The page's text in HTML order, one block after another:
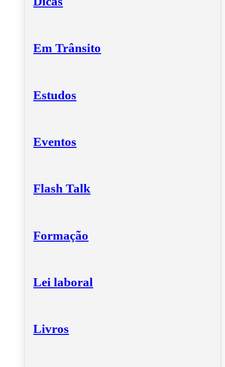
Em Trânsito
Estudos
Eventos
Flash Talk
Formação
Lei laboral
Livros